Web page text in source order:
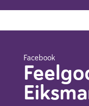
Facebook